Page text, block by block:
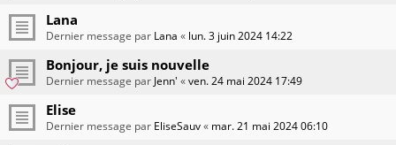
Lana
Dernier message par Lana « lun. 3 juin 2024 14:22
Bonjour, je suis nouvelle
Dernier message par Jenn' «ven. 24 mai 2024 17:49
Elise
Dernier message par EliseSauv« mar. 21 mai 2024 06:10